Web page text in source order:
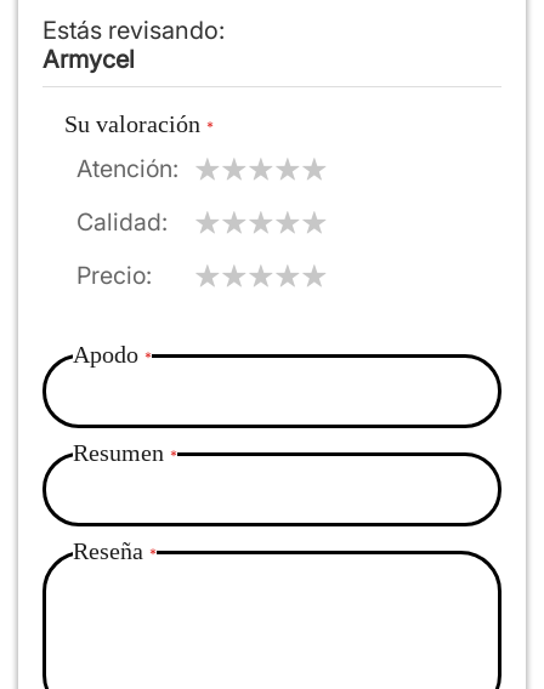
Estás revisando:
Armycel
Su valoración
Atención
Calidad
Precio
Apodo
Resumen
Reseña